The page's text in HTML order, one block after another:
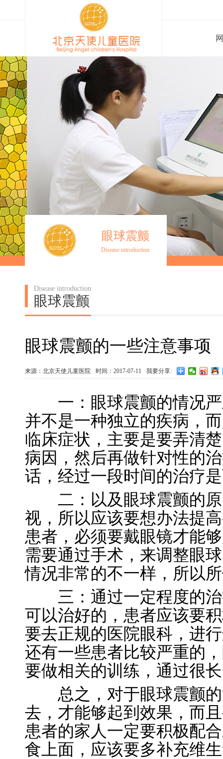
眼球震颤
Disease introduction
Disease introduction
眼球震颤
眼球震颤的一些注意事项
来源：北京天使儿童医院 时间：2017-07-11 我要分享:
一：眼球震颤的情况严
并不是一种独立的疾病，
临床症状，主要是要弄清
病因，然后再做针对性的
话，经过一段时间的治疗
二：以及眼球震颤的原
视，所以应该要想办法提
患者，必须要戴眼镜才能
需要通过手术，来调整眼
情况非常的不一样，所以
三：通过一定程度的治
可以治好的，患者应该要
要去正规的医院眼科，进
还有一些患者比较严重的
要做相关的训练，通过很
总之，对于眼球震颤的
去，才能够起到效果，而
患者的家人一定要积极配
食上面，应该要多补充维